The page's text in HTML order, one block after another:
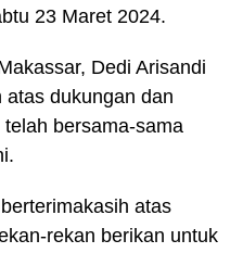
23 Maret 2024.
Dedi Arisandi
dukungan dan
bersama-sama
atas
rekan berikan untuk